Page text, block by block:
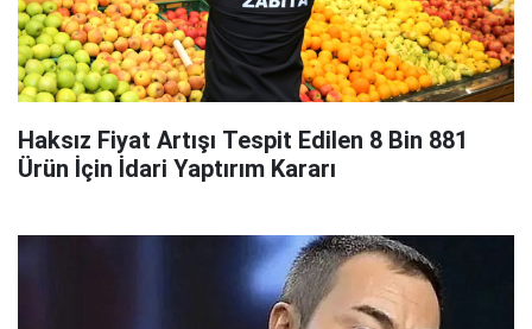
Haksız Fiyat Artışı Tespit Edilen 8 Bin 881
Ürün İçin İdari Yaptırım Kararı